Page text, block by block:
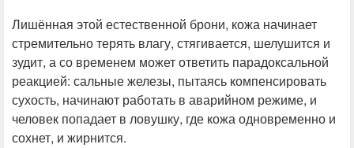
Лишённая этой естественной брони, кожа начинает
стремительно терять влагу, стягивается, шелушится и
зудит, а со временем может ответить парадоксальной
реакцией: сальные железы, пытаясь компенсировать
сухость, начинают работать в аварийном режиме, и
человек попадает в ловушку, где кожа одновременно и
сохнет, и жирнится.